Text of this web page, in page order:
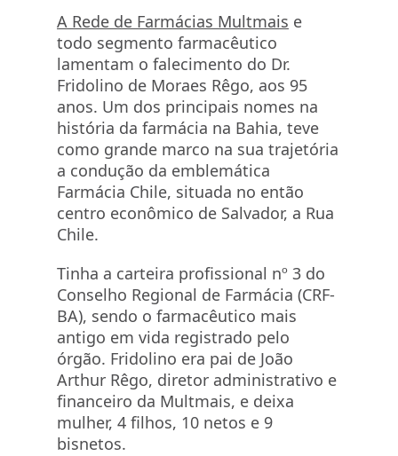
A Rede de Farmácias Multmais e
todo segmento farmacêutico
lamentam o falecimento do Dr.
Fridolino de Moraes Rêgo, aos 95
anos. Um dos principais nomes na
história da farmácia na Bahia, teve
como grande marco na sua trajetória
a condução da emblemática
Farmácia Chile, situada no então
centro econômico de Salvador, a Rua
Chile.
Tinha a carteira profissional nº 3 do
Conselho Regional de Farmácia (CRF-
BA), sendo o farmacêutico mais
antigo em vida registrado pelo
órgão. Fridolino era pai de João
Arthur Rêgo, diretor administrativo e
financeiro da Multmais, e deixa
mulher, 4 filhos, 10 netos e 9
bisnetos.